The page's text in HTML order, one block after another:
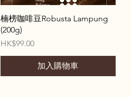
快速瀏覽
楠榜咖啡豆Robusta Lampung
(200g)
價格
HK$99.00
加入購物車